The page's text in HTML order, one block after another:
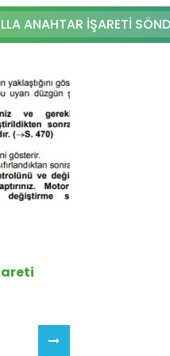
ANAHTAR IŞARETI